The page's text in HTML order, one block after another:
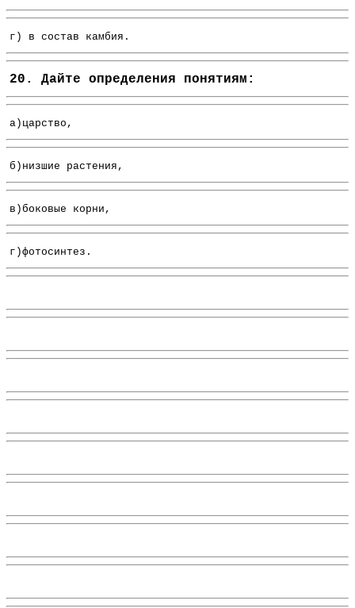
г) в состав камбия.
20. Дайте определения понятиям:
а)царство,
б)низшие растения,
в)боковые корни,
г)фотосинтез.